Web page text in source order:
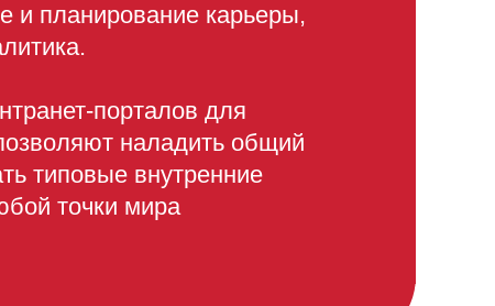
и планирование карьеры,
порталов для
наладить общий
типовые внутренние
точки мира